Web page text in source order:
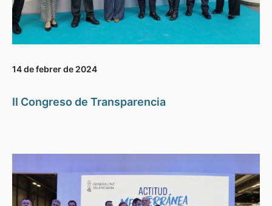
14 de febrer de 2024
II Congreso de Transparencia